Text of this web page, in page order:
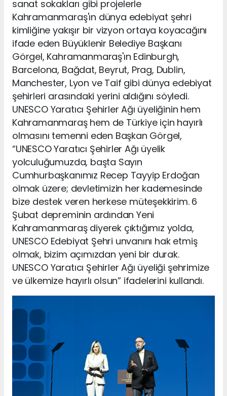
sanat sokakları gibi projelerle
Kahramanmaraş'ın dünya edebiyat şehri
kimliğine yakışır bir vizyon ortaya koyacağını
ifade eden Büyüklenir Belediye Başkanı
Görgel, Kahramanmaraş'ın Edinburgh,
Barcelona, Bağdat, Beyrut, Prag, Dublin,
Manchester, Lyon ve Taif gibi dünya edebiyat
şehirleri arasındaki yerini aldığını söyledi.
UNESCO Yaratıcı Şehirler Ağı üyeliğinin hem
Kahramanmaraş hem de Türkiye için hayırlı
olmasını temenni eden Başkan Görgel,
“UNESCO Yaratıcı Şehirler Ağı üyelik
yolculuğumuzda, başta Sayın
Cumhurbaşkanımız Recep Tayyip Erdoğan
olmak üzere; devletimizin her kademesinde
bize destek veren herkese müteşekkirim. 6
Şubat depreminin ardından Yeni
Kahramanmaraş diyerek çıktığımız yolda,
UNESCO Edebiyat Şehri unvanını hak etmiş
olmak, bizim açımızdan yeni bir durak.
UNESCO Yaratıcı Şehirler Ağı üyeliği şehrimize
ve ülkemize hayırlı olsun” ifadelerini kullandı.